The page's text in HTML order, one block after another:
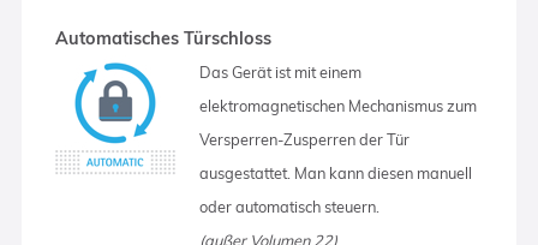
Automatisches Türschloss
Das Gerät ist mit einem
elektromagnetischen Mechanismus zum
Versperren-Zusperren der Tür
ausgestattet. Man kann diesen manuell
oder automatisch steuern.
(außer Volumen 22)